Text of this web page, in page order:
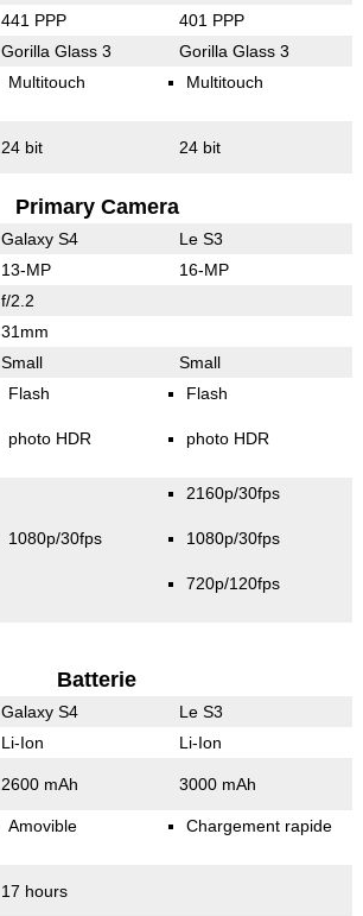
441 PPP 401 PPP
Gorilla Glass 3 Gorilla Glass 3
Multitouch Multitouch
24 bit 24 bit
Primary Camera
Galaxy S4 Le S3
13-MP 16-MP
f/2.2
31mm
Small Small
Flash
photo HDR
Flash
photo HDR
1080p/30fps
2160p/30fps
1080p/30fps
720p/120fps
Batterie
Galaxy S4 Le S3
Li-Ion Li-Ion
2600 mAh 3000 mAh
Amovible Chargement rapide
17 hours